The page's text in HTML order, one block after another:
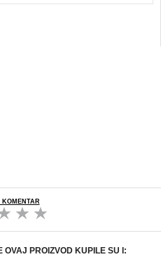
KOMENTAR
OVAJ PROIZVOD KUPILE SU I: